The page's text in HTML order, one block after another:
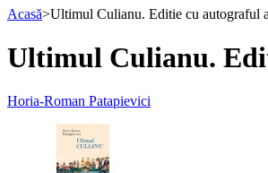
Acasă>Ultimul Culianu. Editie cu autograful
Ultimul Culianu.
Horia-Roman Patapievici